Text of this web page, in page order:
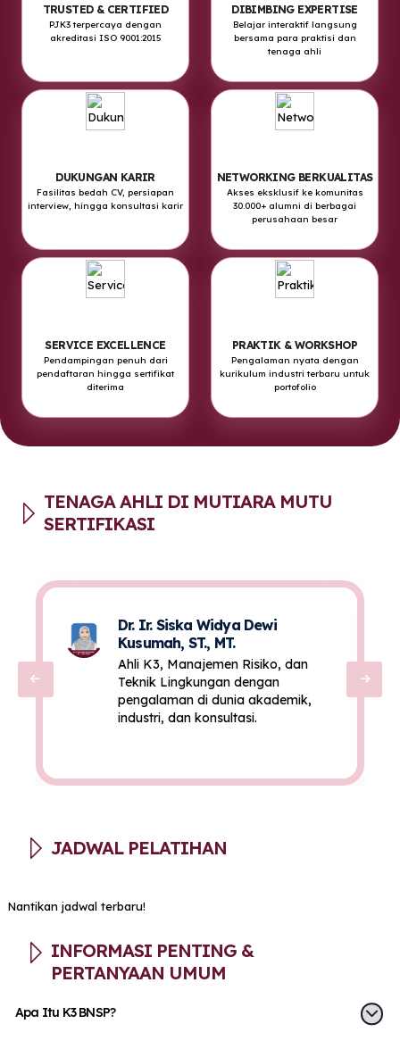
TRUSTED & CERTIFIED
PJK3 terpercaya dengan
akreditasi ISO 9001:2015
DIBIMBING EXPERTISE
Belajar interaktif langsung
bersama para praktisi dan
tenaga ahli
DUKUNGAN KARIR
Fasilitas bedah CV, persiapan
interview, hingga konsultasi karir
NETWORKING BERKUALITAS
Akses eksklusif ke komunitas
30.000+ alumni di berbagai
perusahaan besar
SERVICE EXCELLENCE
Pendampingan penuh dari
pendaftaran hingga sertifikat
diterima
PRAKTIK & WORKSHOP
Pengalaman nyata dengan
kurikulum industri terbaru untuk
portofolio
TENAGA AHLI DI MUTIARA MUTU
SERTIFIKASI
Dr. Ir. Siska Widya Dewi
Kusumah, ST., MT.
Ahli K3, Manajemen Risiko, dan
Teknik Lingkungan dengan
pengalaman di dunia akademik,
industri, dan konsultasi.
JADWAL PELATIHAN
Nantikan jadwal terbaru!
INFORMASI PENTING &
PERTANYAAN UMUM
Apa Itu K3 BNSP?